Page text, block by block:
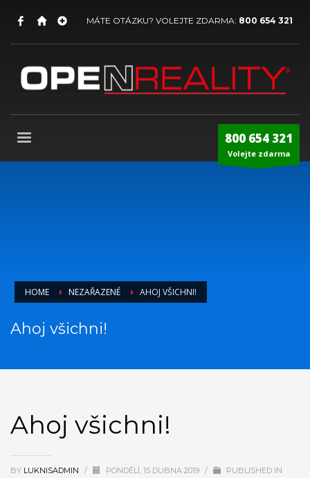
MÁTE OTÁZKU? VOLEJTE ZDARMA: 800 654 321
800 654 321
Volejte zdarma
HOME NEZAŘAZENÉ AHOJ VŠICHNI!
Ahoj všichni!
Ahoj všichni!
BY LUKNISADMIN / PONDĚLÍ, 15 DUBNA 2019 /
PUBLISHED IN